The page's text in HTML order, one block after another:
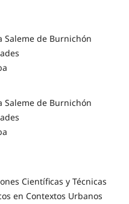
Saleme de Burnichón
Saleme de Burnichón
Científicas y Técnicas
en Contextos Urbanos